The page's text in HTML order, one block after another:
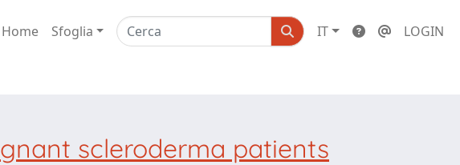
Home Sfoglia IT LOGIN
scleroderma patients